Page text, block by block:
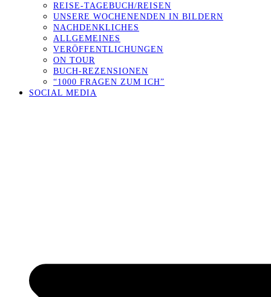
REISE-TAGEBUCH/REISEN
UNSERE WOCHENENDEN IN BILDERN
NACHDENKLICHES
ALLGEMEINES
VERÖFFENTLICHUNGEN
ON TOUR
BUCH-REZENSIONEN
“1000 FRAGEN ZUM ICH”
SOCIAL MEDIA